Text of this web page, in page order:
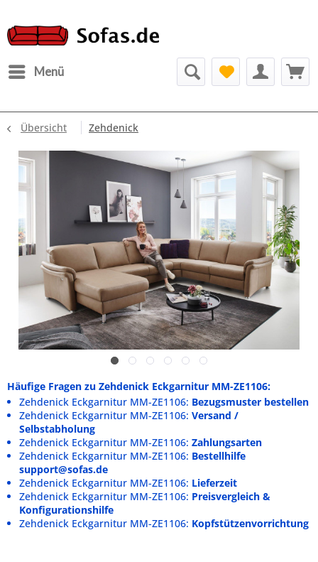
Menü
Übersicht Zehdenick
Häufige Fragen zu Zehdenick Eckgarnitur MM-ZE1106:
Zehdenick Eckgarnitur MM-ZE1106: Bezugsmuster bestellen
Zehdenick Eckgarnitur MM-ZE1106: Versand /
Selbstabholung
Zehdenick Eckgarnitur MM-ZE1106: Zahlungsarten
Zehdenick Eckgarnitur MM-ZE1106: Bestellhilfe
support@sofas.de
Zehdenick Eckgarnitur MM-ZE1106: Lieferzeit
Zehdenick Eckgarnitur MM-ZE1106: Preisvergleich &
Konfigurationshilfe
Zehdenick Eckgarnitur MM-ZE1106: Kopfstützenvorrichtung